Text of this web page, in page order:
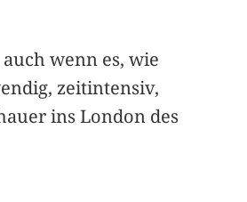
wenn es, wie
zeitintensiv,
ins London des